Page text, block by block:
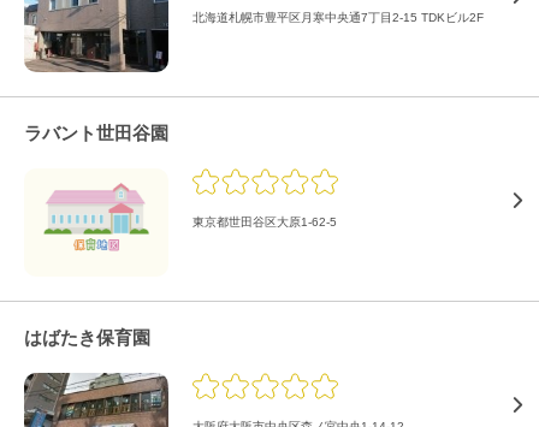
北海道札幌市豊平区月寒中央通7丁目2-15 TDKビル2F
ラバント世田谷園
東京都世田谷区大原1-62-5
はばたき保育園